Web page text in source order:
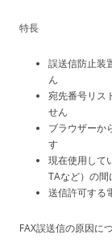
特長
誤送信防止装
ん
宛先番号リス
せん
ブラウザーか
す
現在使用して
TAなど）の
送信許可する
FAX誤送信の原因に